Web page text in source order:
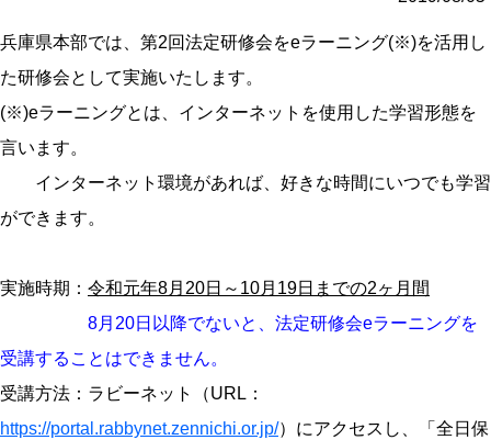
兵庫県本部では、第2回法定研修会をeラーニング(※)を活用し
た研修会として実施いたします。
(※)eラーニングとは、インターネットを使用した学習形態を
言います。
インターネット環境があれば、好きな時間にいつでも学習
ができます。
実施時期： 令和元年8月20日～10月19日までの2ヶ月間
8月20日以降でないと、法定研修会eラーニングを
受講することはできません。
受講方法：ラビーネット（URL：
https://portal.rabbynet.zennichi.or.jp/）にアクセスし、「全日保